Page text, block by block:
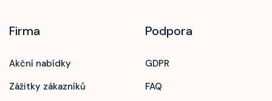
Firma
Akční nabídky
Zážitky zákazníků
Podpora
GDPR
FAQ